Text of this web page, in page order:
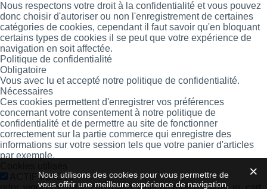
Nous utilisons des cookies pour vous permettre de
vous offrir une meilleure expérience de navigation,
Nous respectons votre droit à la confidentialité et vous pouvez
donc choisir d'autoriser ou non l'enregistrement de certaines
catégories de cookies, cependant il faut savoir qu'en bloquant
certains types de cookies il se peut que votre expérience de
navigation en soit affectée.
Politique de confidentialité
Obligatoire
Vous avec lu et accepté notre politique de confidentialité.
Nécessaires
Ces cookies permettent d'enregistrer vos préférences
concernant votre consentement à notre politique de
confidentialité et de permettre au site de fonctionner
correctement sur la partie commerce qui enregistre des
informations sur votre session tels que votre panier d'articles
par exemple.
INACTIF